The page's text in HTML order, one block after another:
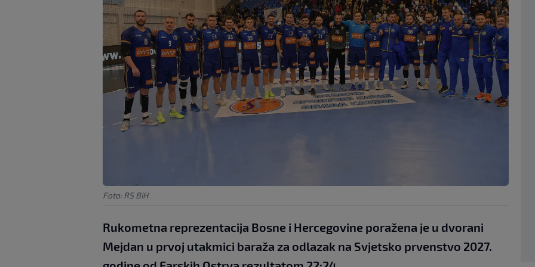
Foto: RS BiH
Rukometna reprezentacija Bosne i Hercegovine poražena je u dvorani
Mejdan u prvoj utakmici baraža za odlazak na Svjetsko prvenstvo 2027.